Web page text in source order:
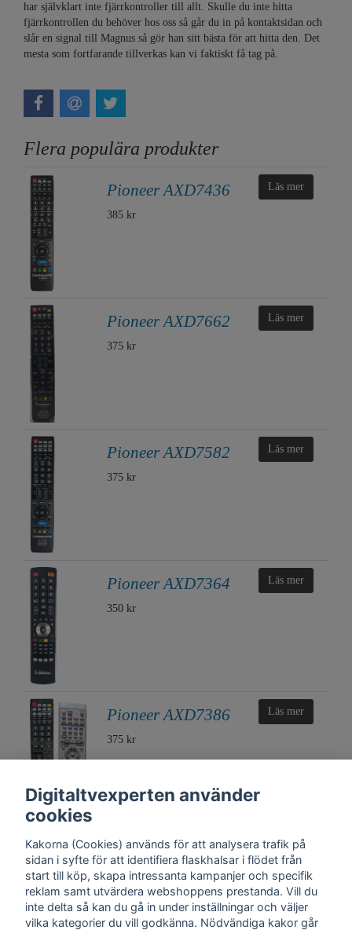
har självklart inte fjärrkontroller till allt. Skulle du inte hitta
fjärrkontrollen du behöver hos oss så går du in på kontaktsidan och
slår en signal till Magnus så gör han sitt bästa för att hitta den. Det
mesta som fortfarande tillverkas kan vi faktiskt få tag på.
Flera populära produkter
Pioneer AXD7436
385 kr
Läs mer
Pioneer AXD7662
375 kr
Läs mer
Pioneer AXD7582
375 kr
Läs mer
Pioneer AXD7364
350 kr
Läs mer
Pioneer AXD7386
375 kr
Läs mer
Digitaltvexperten använder
cookies
Kakorna (Cookies) används för att analysera trafik på
sidan i syfte för att identifiera flaskhalsar i flödet från
start till köp, skapa intressanta kampanjer och specifik
reklam samt utvärdera webshoppens prestanda. Vill du
inte delta så kan du gå in under inställningar och väljer
vilka kategorier du vill godkänna. Nödvändiga kakor går